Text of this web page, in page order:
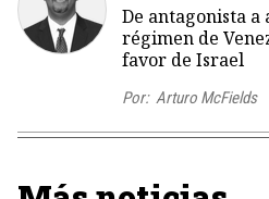
De antagonista
régimen de
favor de Israel
Por: Arturo McFields